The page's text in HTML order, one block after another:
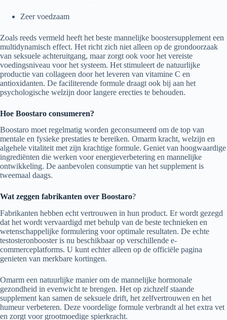
Zeer voedzaam
Zoals reeds vermeld heeft het beste mannelijke boostersupplement een
multidynamisch effect. Het richt zich niet alleen op de grondoorzaak
van seksuele achteruitgang, maar zorgt ook voor het vereiste
voedingsniveau voor het systeem. Het stimuleert de natuurlijke
productie van collageen door het leveren van vitamine C en
antioxidanten. De faciliterende formule draagt ​​ook bij aan het
psychologische welzijn door langere erecties te behouden.
Hoe Boostaro consumeren?
Boostaro moet regelmatig worden geconsumeerd om de top van
mentale en fysieke prestaties te bereiken. Omarm kracht, welzijn en
algehele vitaliteit met zijn krachtige formule. Geniet van hoogwaardige
ingrediënten die werken voor energieverbetering en mannelijke
ontwikkeling. De aanbevolen consumptie van het supplement is
tweemaal daags.
Wat zeggen fabrikanten over Boostaro?
Fabrikanten hebben echt vertrouwen in hun product. Er wordt gezegd
dat het wordt vervaardigd met behulp van de beste technieken en
wetenschappelijke formulering voor optimale resultaten. De echte
testosteronbooster is nu beschikbaar op verschillende e-
commerceplatforms. U kunt echter alleen op de officiële pagina
genieten van merkbare kortingen.
Omarm een ​​natuurlijke manier om de mannelijke hormonale
gezondheid in evenwicht te brengen. Het op zichzelf staande
supplement kan samen de seksuele drift, het zelfvertrouwen en het
humeur verbeteren. Deze voordelige formule verbrandt al het extra vet
en zorgt voor grootmoedige spierkracht.